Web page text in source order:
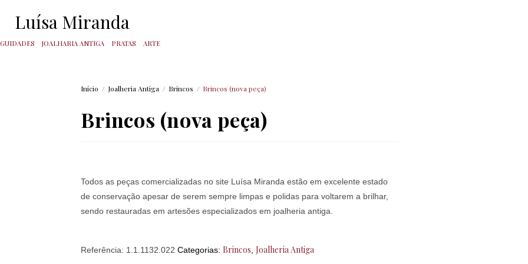
Luísa Miranda
JOALHARIA ANTIGA PRATAS ARTE
Início / Joalheria Antiga / Brincos / Brincos (nova peça)
Brincos (nova peça)
Todos as peças comercializadas no site Luísa Miranda estão em excelente estado
de conservação apesar de serem sempre limpas e polidas para voltarem a brilhar,
sendo restauradas em artesões especializados em joalheria antiga.
Referência: 1.1.1132.022 Categorias: Brincos Joalheria Antiga